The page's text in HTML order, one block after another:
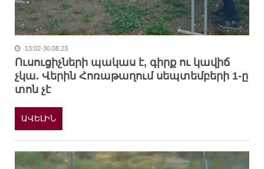
13:02-30.08.23
Ուսուցիչների պակաս է, գիրք ու կավիճ
չկա. Վերին Հոռաթաղում սեպտեմբերի 1-ը
տոն չէ
ԱՎԵԼԻՆ